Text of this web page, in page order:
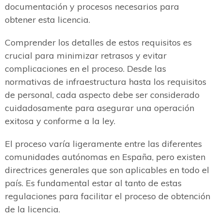
documentación y procesos necesarios para
obtener esta licencia.
Comprender los detalles de estos requisitos es
crucial para minimizar retrasos y evitar
complicaciones en el proceso. Desde las
normativas de infraestructura hasta los requisitos
de personal, cada aspecto debe ser considerado
cuidadosamente para asegurar una operación
exitosa y conforme a la ley.
El proceso varía ligeramente entre las diferentes
comunidades autónomas en España, pero existen
directrices generales que son aplicables en todo el
país. Es fundamental estar al tanto de estas
regulaciones para facilitar el proceso de obtención
de la licencia.